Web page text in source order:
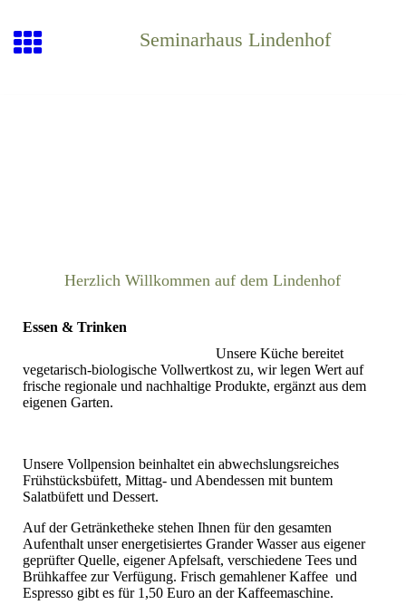
Seminarhaus Lindenhof
Herzlich Willkommen auf dem Lindenhof
Essen & Trinken
Unsere Küche bereitet
vegetarisch-biologische Vollwertkost zu, wir legen Wert auf
frische regionale und nachhaltige Produkte, ergänzt aus dem
eigenen Garten.
Unsere Vollpension beinhaltet ein abwechslungsreiches
Frühstücksbüfett, Mittag- und Abendessen mit buntem
Salatbüfett und Dessert.
Auf der Getränketheke stehen Ihnen für den gesamten
Aufenthalt unser energetisiertes Grander Wasser aus eigener
geprüfter Quelle, eigener Apfelsaft, verschiedene Tees und
Brühkaffee zur Verfügung. Frisch gemahlener Kaffee und
Espresso gibt es für 1,50 Euro an der Kaffeemaschine.